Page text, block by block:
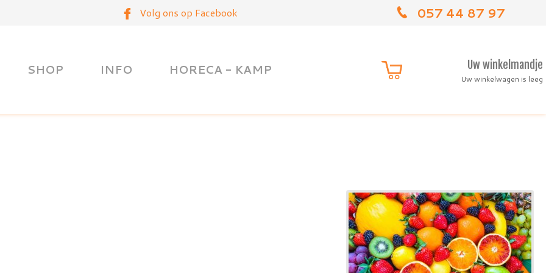
Volg ons op Facebook 057 44 87 97
SHOP INFO HORECA - KAMP Uw winkelmandje
Uw winkelwagen is leeg